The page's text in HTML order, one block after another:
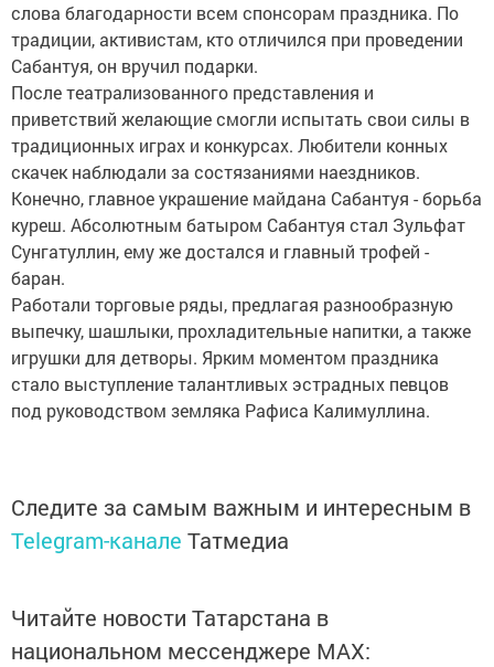
слова благодарности всем спонсорам праздника. По
традиции, активистам, кто отличился при проведении
Сабантуя, он вручил подарки.
После театрализованного представления и
приветствий желающие смогли испытать свои силы в
традиционных играх и конкурсах. Любители конных
скачек наблюдали за состязаниями наездников.
Конечно, главное украшение майдана Сабантуя - борьба
куреш. Абсолютным батыром Сабантуя стал Зульфат
Сунгатуллин, ему же достался и главный трофей -
баран.
Работали торговые ряды, предлагая разнообразную
выпечку, шашлыки, прохладительные напитки, а также
игрушки для детворы. Ярким моментом праздника
стало выступление талантливых эстрадных певцов
под руководством земляка Рафиса Калимуллина.
Следите за самым важным и интересным в
Telegram-канале Татмедиа
Читайте новости Татарстана в
национальном мессенджере MАХ: